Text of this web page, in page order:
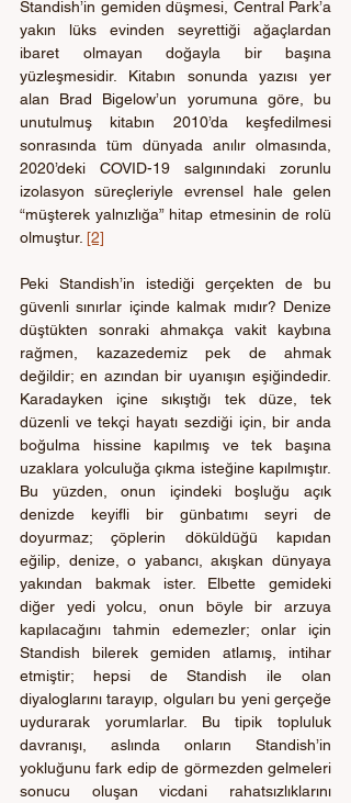
Standish’in gemiden düşmesi, Central Park’a
yakın lüks evinden seyrettiği ağaçlardan
ibaret olmayan doğayla bir başına
yüzleşmesidir. Kitabın sonunda yazısı yer
alan Brad Bigelow’un yorumuna göre, bu
unutulmuş kitabın 2010’da keşfedilmesi
sonrasında tüm dünyada anılır olmasında,
2020’deki COVID-19 salgınındaki zorunlu
izolasyon süreçleriyle evrensel hale gelen
“müşterek yalnızlığa” hitap etmesinin de rolü
olmuştur. [2]
Peki Standish’in istediği gerçekten de bu
güvenli sınırlar içinde kalmak mıdır? Denize
düştükten sonraki ahmakça vakit kaybına
rağmen, kazazedemiz pek de ahmak
değildir; en azından bir uyanışın eşiğindedir.
Karadayken içine sıkıştığı tek düze, tek
düzenli ve tekçi hayatı sezdiği için, bir anda
boğulma hissine kapılmış ve tek başına
uzaklara yolculuğa çıkma isteğine kapılmıştır.
Bu yüzden, onun içindeki boşluğu açık
denizde keyifli bir günbatımı seyri de
doyurmaz; çöplerin döküldüğü kapıdan
eğilip, denize, o yabancı, akışkan dünyaya
yakından bakmak ister. Elbette gemideki
diğer yedi yolcu, onun böyle bir arzuya
kapılacağını tahmin edemezler; onlar için
Standish bilerek gemiden atlamış, intihar
etmiştir; hepsi de Standish ile olan
diyaloglarını tarayıp, olguları bu yeni gerçeğe
uydurarak yorumlarlar. Bu tipik topluluk
davranışı, aslında onların Standish’in
yokluğunu fark edip de görmezden gelmeleri
sonucu oluşan vicdani rahatsızlıklarını